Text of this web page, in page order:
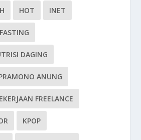
HOT INET
DAGING
ANUNG
FREELANCE
KPOP